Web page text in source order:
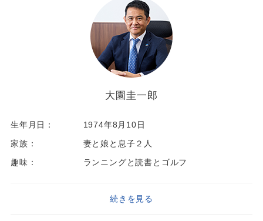
大園圭一郎
生年月日：
1974年8月10日
家族：
妻と娘と息子２人
趣味：
ランニングと読書とゴルフ
続きを見る